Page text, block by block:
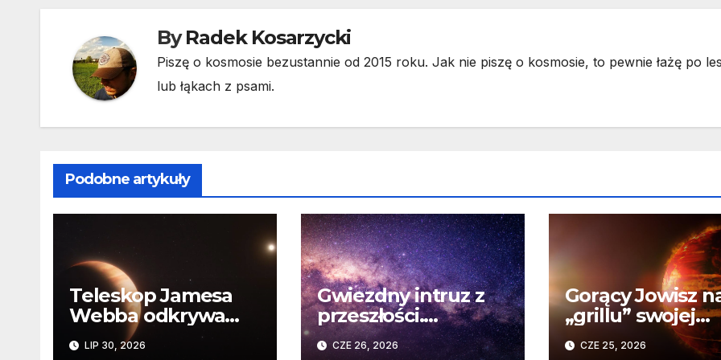
ByRadek Kosarzycki
Piszę o kosmosie bezustannie od 2015 roku. Jak nie piszę o kosmosie, to pewnie łażę po
lub łąkach z psami.
Podobne artykuły
Teleskop Jamesa
Webba odkrywa
„drugie życie”
LIP 30, 2026
Gwiezdny intruz z
przeszłości.
Niezwykły wpływ
CZE 26, 2026
Gorący Jowisz
„grillu” swojej
gwiazdy.
CZE 25, 2026